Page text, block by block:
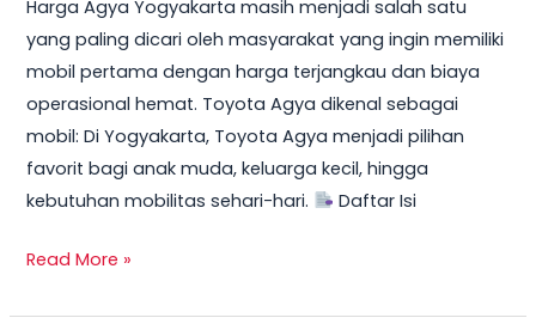
Harga Agya Yogyakarta masih menjadi salah satu
yang paling dicari oleh masyarakat yang ingin memiliki
mobil pertama dengan harga terjangkau dan biaya
operasional hemat. Toyota Agya dikenal sebagai
mobil: Di Yogyakarta, Toyota Agya menjadi pilihan
favorit bagi anak muda, keluarga kecil, hingga
kebutuhan mobilitas sehari-hari.
Daftar Isi
Read More »